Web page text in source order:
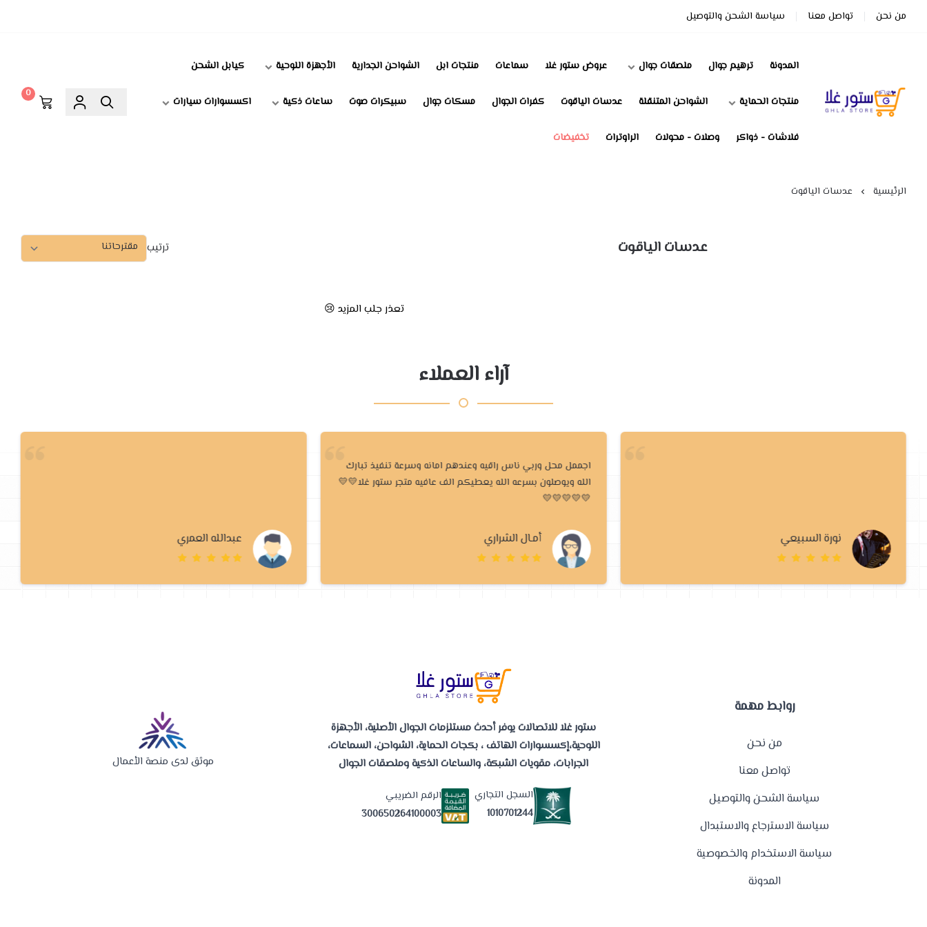
من نحن تواصل معنا سياسة الشحن والتوصيل
ستور غلا
المدونة ترهيم جوال ملصقات جوال عروض ستور غلا سماعات منتجات ابل الشواحن الجدارية الأجهزة اللوحية كيابل الشحن
منتجات الحماية الشواحن المتنقلة عدسات الياقوت كفرات الجوال مسكات جوال سبيكرات صوت ساعات ذكية اكسسوارات سيارات
فلاشات - ذواكر وصلات - محولات الراوترات تخفيضات
0
الرئيسية عدسات الياقوت
عدسات الياقوت ترتيب
تعذر جلب المزيد 😢
آراء العملاء
اجممل محل وربي ناس راقيه وعندهم امانه وسرعة تنفيذ تبارك
الله ويوصلون بسرعه الله يعطيكم الف عافيه متجر ستور غلا💛💛
روابط مهمة
من نحن
تواصل معنا
سياسة الشحن والتوصيل
سياسة الاسترجاع والاستبدال
سياسة الاستخدام والخصوصية
المدونة
ستور غلا للاتصالات يوفر أحدث مستلزمات الجوال الأصلية، الأجهزة
اللوحية،إكسسوارات الهاتف ، بكجات الحماية، الشواحن، السماعات،
الجرابات، مقويات الشبكة، والساعات الذكية وملصقات الجوال
السجل التجاري
1010701244
الرقم الضريبي
300650264100003
موثق لدى منصة الأعمال